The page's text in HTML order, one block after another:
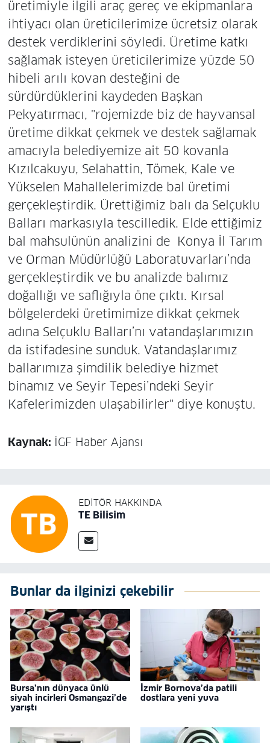
üretimiyle ilgili araç gereç ve ekipmanlara
ihtiyacı olan üreticilerimize ücretsiz olarak
destek verdiklerini söyledi. Üretime katkı
sağlamak isteyen üreticilerimize yüzde 50
hibeli arılı kovan desteğini de
sürdürdüklerini kaydeden Başkan
Pekyatırmacı, "rojemizde biz de hayvansal
üretime dikkat çekmek ve destek sağlamak
amacıyla belediyemize ait 50 kovanla
Kızılcakuyu, Selahattin, Tömek, Kale ve
Yükselen Mahallelerimizde bal üretimi
gerçekleştirdik. Ürettiğimiz balı da Selçuklu
Balları markasıyla tescilledik. Elde ettiğimiz
bal mahsulünün analizini de Konya İl Tarım
ve Orman Müdürlüğü Laboratuvarları’nda
gerçekleştirdik ve bu analizde balımız
doğallığı ve saflığıyla öne çıktı. Kırsal
bölgelerdeki üretimimize dikkat çekmek
adına Selçuklu Balları’nı vatandaşlarımızın
da istifadesine sunduk. Vatandaşlarımız
ballarımıza şimdilik belediye hizmet
binamız ve Seyir Tepesi’ndeki Seyir
Kafelerimizden ulaşabilirler" diye konuştu.
Kaynak: İGF Haber Ajansı
EDITÖR HAKKINDA
TE Bilisim
Bunlar da ilginizi çekebilir
Bursa’nın dünyaca ünlü
siyah incirleri Osmangazi’de
yarıştı
İzmir Bornova’da patili
dostlara yeni yuva